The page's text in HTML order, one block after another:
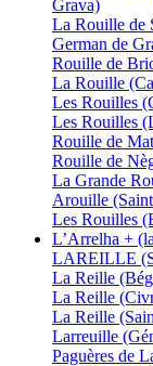
Grava)
La Rouille de
German de
Rouille de
La Rouille
Les Rouilles
Les Rouilles
Rouille de
Rouille de
La Grande
Arouille
Les Rouilles
L’Arrelha +
LAREILLE
La Reille
La Reille
La Reille
Larreuille
Paguères de